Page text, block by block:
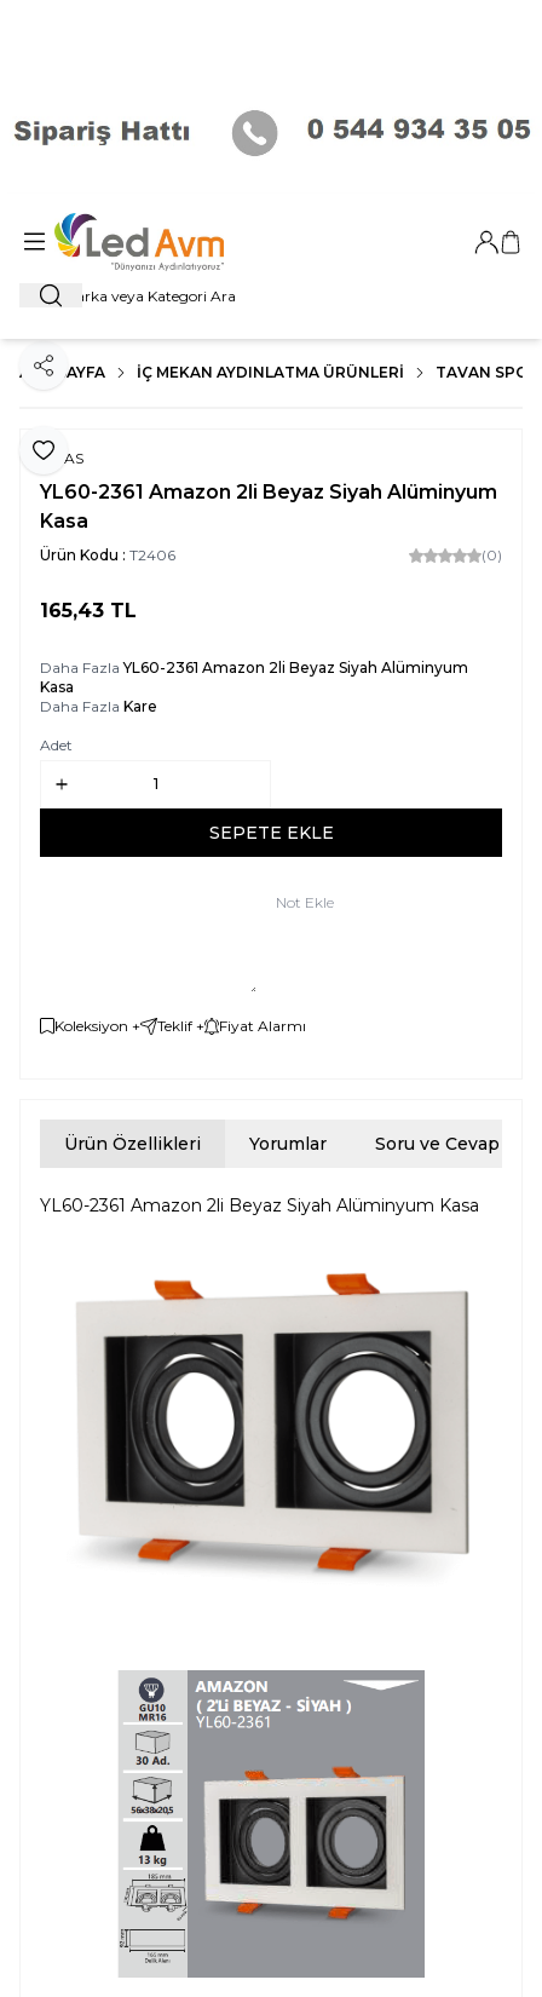
Ara
Giriş
ANA SAYFA İÇ MEKAN AYDINLATMA ÜRÜNLERI TAVAN SPOT
Favoriye Ekle
Paylaş
NOAS
YL60-2361 Amazon 2li Beyaz Siyah Alüminyum
Kasa
Ürün Kodu : T2406 (0)
165,43 TL
Daha FazlaYL60-2361 Amazon 2li Beyaz Siyah Alüminyum
Kasa
Daha Fazla Kare
Adet
SEPETE EKLE
Not Ekle
Koleksiyon + Teklif + Fiyat Alarmı
Ürün Özellikleri Yorumlar Soru ve Cevap
YL60-2361 Amazon 2li Beyaz Siyah Alüminyum Kasa